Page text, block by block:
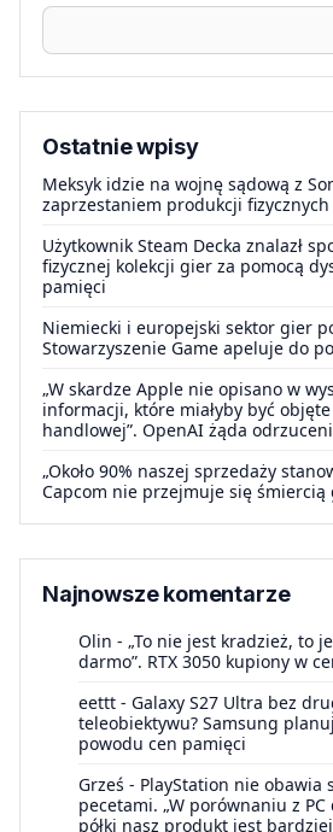
Ostatnie wpisy
Meksyk idzie na wojnę sądową z
zaprzestaniem produkcji fizycznych
Użytkownik Steam Decka znalazł
fizycznej kolekcji gier za pomocą
pamięci
Niemiecki i europejski sektor gier
Stowarzyszenie Game apeluje do
„W skardze Apple nie opisano w
informacji, które miałyby być
handlowej”. OpenAI żąda
„Około 90% naszej sprzedaży
Capcom nie przejmuje się śmiercią
Najnowsze komentarze
Olin - „To nie jest kradzież, to
darmo”. RTX 3050 kupiony w
eettt - Galaxy S27 Ultra bez
teleobiektywu? Samsung
powodu cen pamięci
Grześ - PlayStation nie obawia
pecetami. „W porównaniu z
półki nasz produkt jest